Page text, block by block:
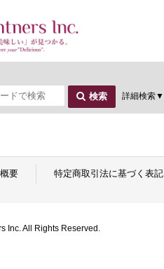
検索 詳細検索▼
要 特定商取引法に基づく表記
Inc. All Rights Reserved.